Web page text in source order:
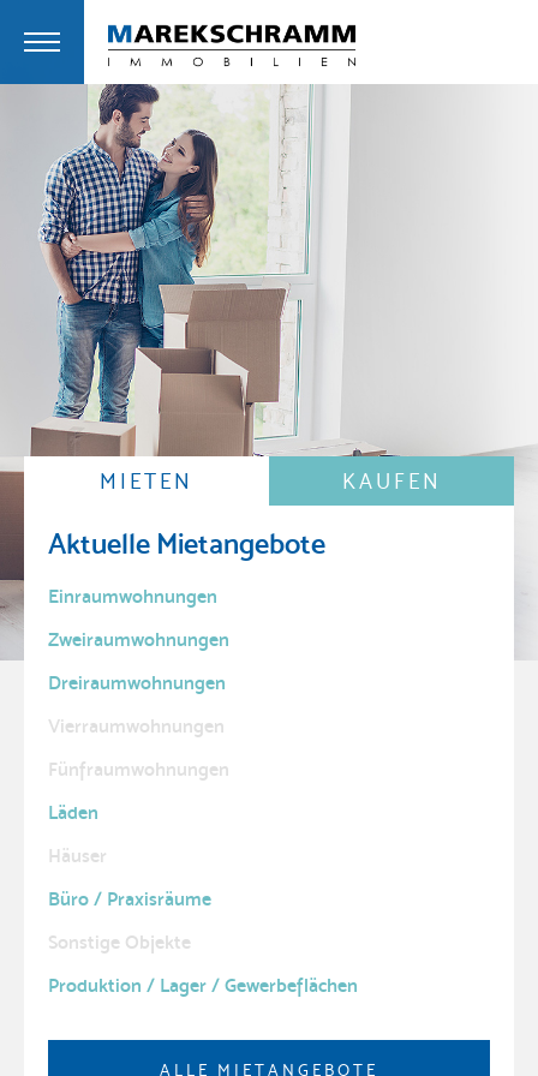
MIETEN KAUFEN
Aktuelle Mietangebote
Einraumwohnungen
Zweiraumwohnungen
Dreiraumwohnungen
Vierraumwohnungen
Fünfraumwohnungen
Läden
Häuser
Büro / Praxisräume
Sonstige Objekte
Produktion / Lager / Gewerbeflächen
ALLE MIETANGEBOTE